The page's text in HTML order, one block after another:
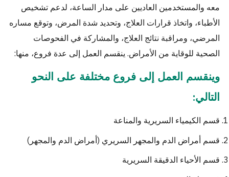
معه والمستخدمين العاديين على مدار الساعة، لدعم تشخيص
الأطباء، واتخاذ قرارات العلاج، وتحديد شدة المرض، وتوقع مساره
المرضي، ومراقبة نتائج العلاج، والمشاركة في الفحوصات
الصحية للوقاية من الأمراض. ينقسم العمل إلى عدة فروع، منها:
وينقسم العمل إلى فروع مختلفة على النحو
التالي:
قسم الكيمياء السريرية والمناعة
قسم أمراض الدم والمجهر السريري (أمراض الدم والمجهر)
قسم الأحياء الدقيقة السريرية